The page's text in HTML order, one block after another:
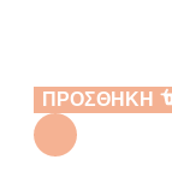
ΠΡΟΣΘΗΚΗ